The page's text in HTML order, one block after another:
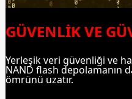
GÜVENLİK VE
Yerleşik veri güvenliği ve
NAND flash depolamanın
ömrünü uzatır.